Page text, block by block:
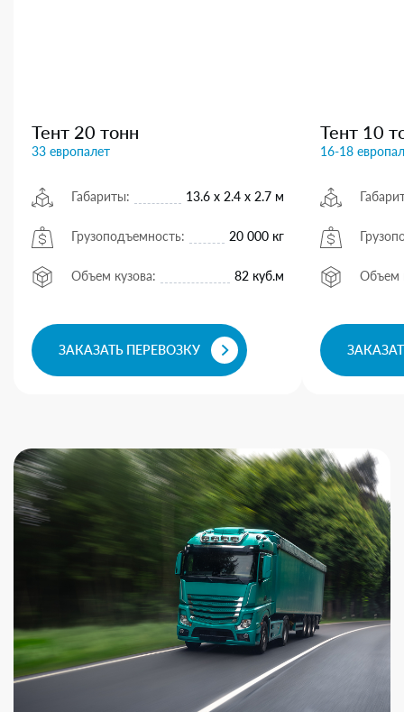
Тент 20 тонн
33 европалет
Габариты: 13.6 х 2.4 х 2.7 м
Грузоподъемность: 20 000 кг
Объем кузова: 82 куб.м
ЗАКАЗАТЬ ПЕРЕВОЗКУ
Тент 10
16-18
Объем